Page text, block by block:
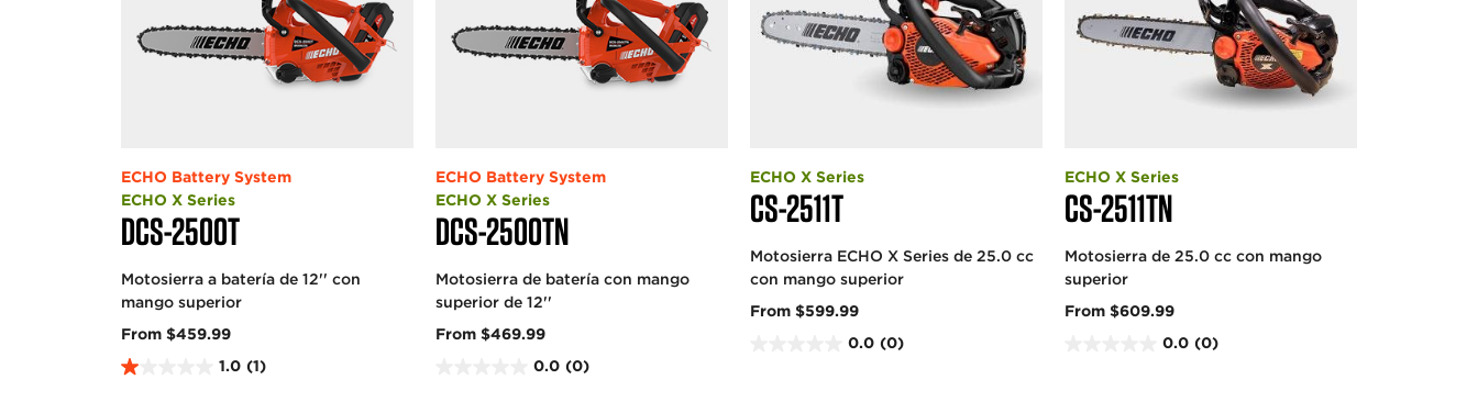
DCS-2500T
ECHO Battery System
ECHO X Series
Motosierra a batería de 12'' con
mango superior
From $459.99
1.0 (1)
1
DCS-2500TN
ECHO Battery System
ECHO X Series
Motosierra de batería con mango
superior de 12''
From $469.99
0.0 (0)
CS-2511T
ECHO X Series
Motosierra ECHO X Series de 25.0 cc
con mango superior
From $599.99
0.0 (0)
CS-2511TN
ECHO X Series
Motosierra de 25.0 cc con mango
superior
From $609.99
0.0 (0)